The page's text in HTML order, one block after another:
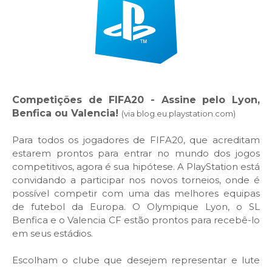
Competições de FIFA20 - Assine pelo Lyon,
Benfica ou Valencia! (via blog.eu.playstation.com)
Para todos os jogadores de FIFA20, que acreditam
estarem prontos para entrar no mundo dos jogos
competitivos, agora é sua hipótese. A PlayStation está
convidando a participar nos novos torneios, onde é
possível competir com uma das melhores equipas
de futebol da Europa. O Olympique Lyon, o SL
Benfica e o Valencia CF estão prontos para recebê-lo
em seus estádios.
Escolham o clube que desejem representar e lute